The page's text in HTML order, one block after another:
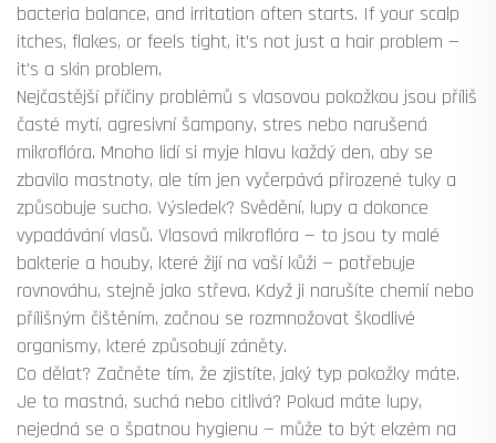
bacteria balance, and irritation often starts. If your scalp
itches, flakes, or feels tight, it’s not just a hair problem —
it’s a skin problem.
Nejčastější příčiny problémů s vlasovou pokožkou jsou příliš
časté mytí, agresivní šampony, stres nebo narušená
mikroflóra. Mnoho lidí si myje hlavu každý den, aby se
zbavilo mastnoty, ale tím jen vyčerpává přirozené tuky a
způsobuje sucho. Výsledek? Svědění, lupy a dokonce
vypadávání vlasů. Vlasová mikroflóra — to jsou ty malé
bakterie a houby, které žijí na vaší kůži — potřebuje
rovnováhu, stejně jako střeva. Když ji narušíte chemií nebo
přílišným čištěním, začnou se rozmnožovat škodlivé
organismy, které způsobují záněty.
Co dělat? Začněte tím, že zjistíte, jaký typ pokožky máte.
Je to mastná, suchá nebo citlivá? Pokud máte lupy,
nejedná se o špatnou hygienu — může to být ekzém na